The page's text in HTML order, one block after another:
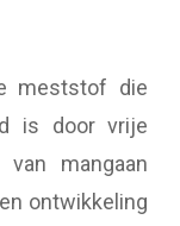
meststof die
is door vrije
mangaan
ontwikkeling